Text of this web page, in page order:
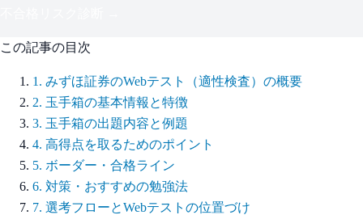
この記事の目次
1 . みずほ証券のWebテスト（適性検査）の概要
2. 玉手箱の基本情報と特徴
3. 玉手箱の出題内容と例題
4. 高得点を取るためのポイント
5. ボーダー・合格ライン
6. 対策・おすすめの勉強法
7. 選考フローとWebテストの位置づけ